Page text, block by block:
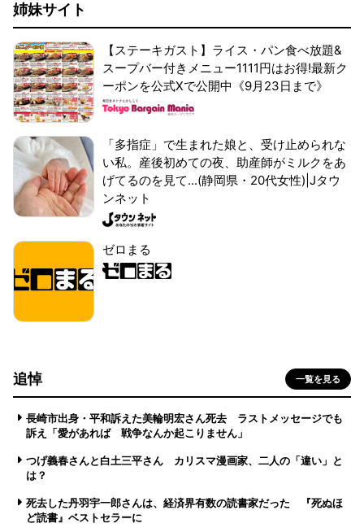
姉妹サイト
【ステーキガスト】ライス・パン食べ放題&
スープバー付きメニュー1111円はお得!最新ク
ーポンを公式Xで公開中《9月23日まで》
「多指症」で生まれた娘と、受け止められな
い私。産後初めての夜、助産師がミルクをあ
げてるのを見て...(静岡県・20代女性)|Jタウ
ンネット
ゼロまる
追悼 一覧を見る
長崎市出身・平和訴えた美輪明宏さん死去 ラストメッセージでも
訴え「愛があれば 戦争なんか起こりません」
つげ義春さんと白土三平さん カリスマ漫画家、二人の「違い」と
は？
死去した丹羽宇一郎さんは、経済界有数の読書家だった 『死ぬほ
ど読書』ベストセラーに